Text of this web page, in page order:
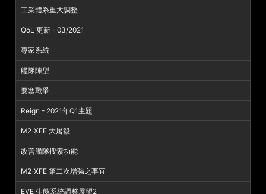
工業體系重大調整
QoL 更新 - 03/2021
專家系統
艦隊陣型
要塞戰爭
Reign - 2021年Q1主題
M2-XFE 大屠殺
改善艦隊搜索功能
M2-XFE 第二次增強之事宜
EVE 生態系統調整展望2